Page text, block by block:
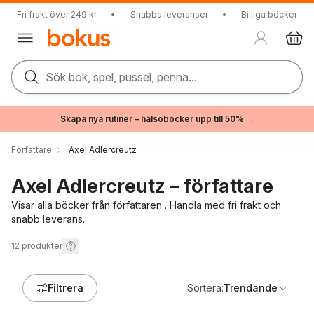
Fri frakt över 249 kr • Snabba leveranser • Billiga böcker
Sök bok, spel, pussel, penna...
Skapa nya rutiner – hälsoböcker upp till 50% →
Författare Axel Adlercreutz
Axel Adlercreutz – författare
Visar alla böcker från författaren . Handla med fri frakt och
snabb leverans.
12 produkter
Filtrera Sortera:Trendande